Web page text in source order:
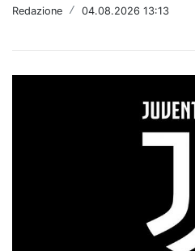
Redazione / 04.08.2026 13:13